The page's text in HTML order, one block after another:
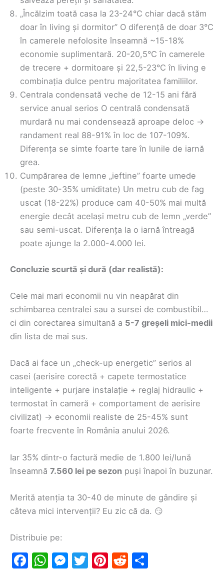
„Încălzim toată casa la 23-24°C chiar dacă stăm
doar în living și dormitor” O diferență de doar 3°C
în camerele nefolosite înseamnă ~15-18%
economie suplimentară. 20-20,5°C în camerele
de trecere + dormitoare și 22,5-23°C în living e
combinația dulce pentru majoritatea familiilor.
Centrala condensată veche de 12-15 ani fără
service anual serios O centrală condensată
murdară nu mai condensează aproape deloc →
randament real 88-91% în loc de 107-109%.
Diferența se simte foarte tare în lunile de iarnă
grea.
Cumpărarea de lemne „ieftine” foarte umede
(peste 30-35% umiditate) Un metru cub de fag
uscat (18-22%) produce cam 40-50% mai multă
energie decât același metru cub de lemn „verde”
sau semi-uscat. Diferența la o iarnă întreagă
poate ajunge la 2.000-4.000 lei.
Concluzie scurtă și dură (dar realistă):
Cele mai mari economii nu vin neapărat din
schimbarea centralei sau a sursei de combustibil…
ci din corectarea simultană a 5-7 greșeli mici-medii
din lista de mai sus.
Dacă ai face un „check-up energetic” serios al
casei (aerisire corectă + capete termostatice
inteligente + purjare instalație + reglaj hidraulic +
termostat în cameră + comportament de aerisire
civilizat) → economii realiste de 25-45% sunt
foarte frecvente în România anului 2026.
Iar 35% dintr-o factură medie de 1.800 lei/lună
înseamnă 7.560 lei pe sezon puși înapoi în buzunar.
Merită atenția ta 30-40 de minute de gândire și
câteva mici intervenții? Eu zic că da. 😏
Distribuie pe:
F
W M T
Pi R